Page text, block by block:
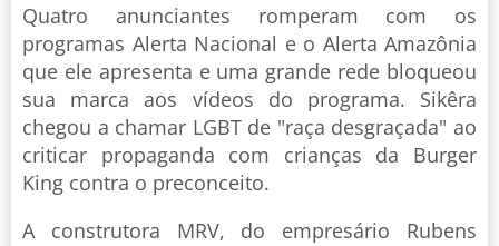
Quatro anunciantes romperam com os
programas Alerta Nacional e o Alerta Amazônia
que ele apresenta e uma grande rede bloqueou
sua marca aos vídeos do programa. Sikêra
chegou a chamar LGBT de "raça desgraçada" ao
criticar propaganda com crianças da Burger
King contra o preconceito.
A construtora MRV, do empresário Rubens